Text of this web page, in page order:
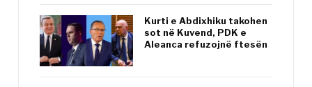
Kurti e Abdixhiku takohen
sot në Kuvend, PDK e
Aleanca refuzojnë ftesën